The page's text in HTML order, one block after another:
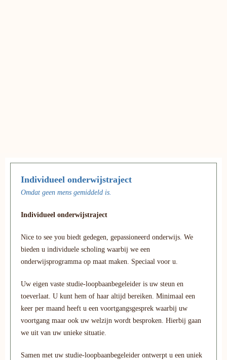
Individueel onderwijstraject
Omdat geen mens gemiddeld is.
Individueel onderwijstraject
Nice to see you biedt gedegen, gepassioneerd onderwijs. We
bieden u individuele scholing waarbij we een
onderwijsprogramma op maat maken. Speciaal voor u.
Uw eigen vaste studie-loopbaanbegeleider is uw steun en
toeverlaat. U kunt hem of haar altijd bereiken. Minimaal een
keer per maand heeft u een voortgangsgesprek waarbij uw
voortgang maar ook uw welzijn wordt besproken. Hierbij gaan
we uit van uw unieke situatie.
Samen met uw studie-loopbaanbegeleider ontwerpt u een uniek